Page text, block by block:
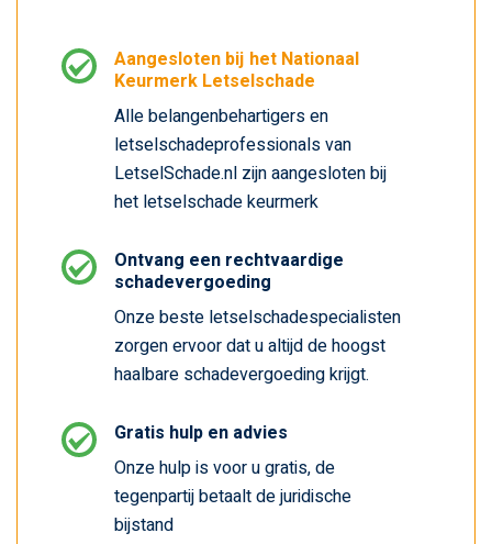
Aangesloten bij het Nationaal
Keurmerk Letselschade
Alle belangenbehartigers en
letselschadeprofessionals van
LetselSchade.nl zijn aangesloten bij
het letselschade keurmerk
Ontvang een rechtvaardige
schadevergoeding
Onze beste letselschadespecialisten
zorgen ervoor dat u altijd de hoogst
haalbare schadevergoeding krijgt.
Gratis hulp en advies
Onze hulp is voor u gratis, de
tegenpartij betaalt de juridische
bijstand